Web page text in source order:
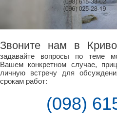
Звоните нам в
задавайте вопросы по теме
Вашем конкретном случае,
личную встречу для
срокам работ:
(098)